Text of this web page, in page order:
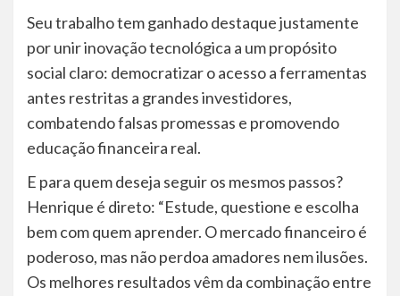
Seu trabalho tem ganhado destaque justamente
por unir inovação tecnológica a um propósito
social claro: democratizar o acesso a ferramentas
antes restritas a grandes investidores,
combatendo falsas promessas e promovendo
educação financeira real.
E para quem deseja seguir os mesmos passos?
Henrique é direto: “Estude, questione e escolha
bem com quem aprender. O mercado financeiro é
poderoso, mas não perdoa amadores nem ilusões.
Os melhores resultados vêm da combinação entre